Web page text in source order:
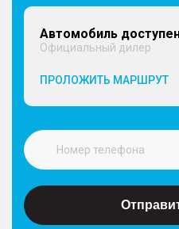
Автомобиль
Официальный дилер
ПРОЛОЖИТЬ МАРШРУТ